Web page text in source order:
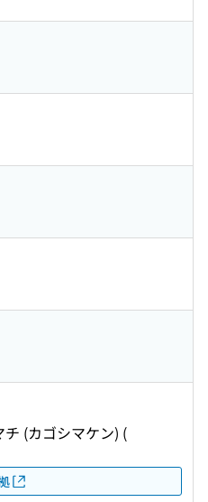
チ (カゴシマケン) (